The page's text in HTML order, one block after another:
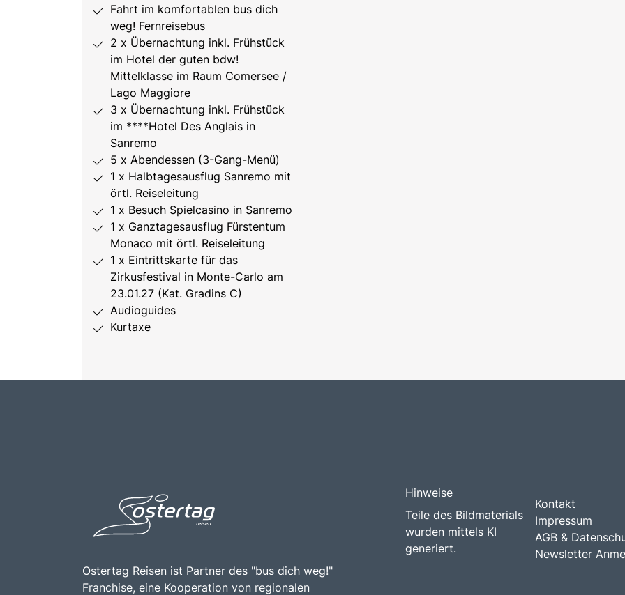
Fahrt im komfortablen bus dich
weg! Fernreisebus
2 x Übernachtung inkl. Frühstück
im Hotel der guten bdw!
Mittelklasse im Raum Comersee /
Lago Maggiore
3 x Übernachtung inkl. Frühstück
im ****Hotel Des Anglais in
Sanremo
5 x Abendessen (3-Gang-Menü)
1 x Halbtagesausflug Sanremo mit
örtl. Reiseleitung
1 x Besuch Spielcasino in Sanremo
1 x Ganztagesausflug Fürstentum
Monaco mit örtl. Reiseleitung
1 x Eintrittskarte für das
Zirkusfestival in Monte-Carlo am
23.01.27 (Kat. Gradins C)
Audioguides
Kurtaxe
Ostertag Reisen ist Partner des "bus dich weg!"
Franchise, eine Kooperation von regionalen
Hinweise
Teile des Bildmaterials
wurden mittels KI
generiert.
Kontakt
Impressum
AGB &
Newsletter